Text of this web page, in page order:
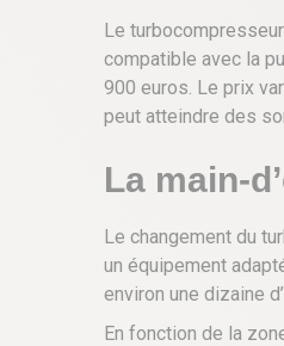
Le
compatible avec la
900 euros. Le prix
peut atteindre des
La main-
Le changement du
un équipement
environ une dizaine
En fonction de la